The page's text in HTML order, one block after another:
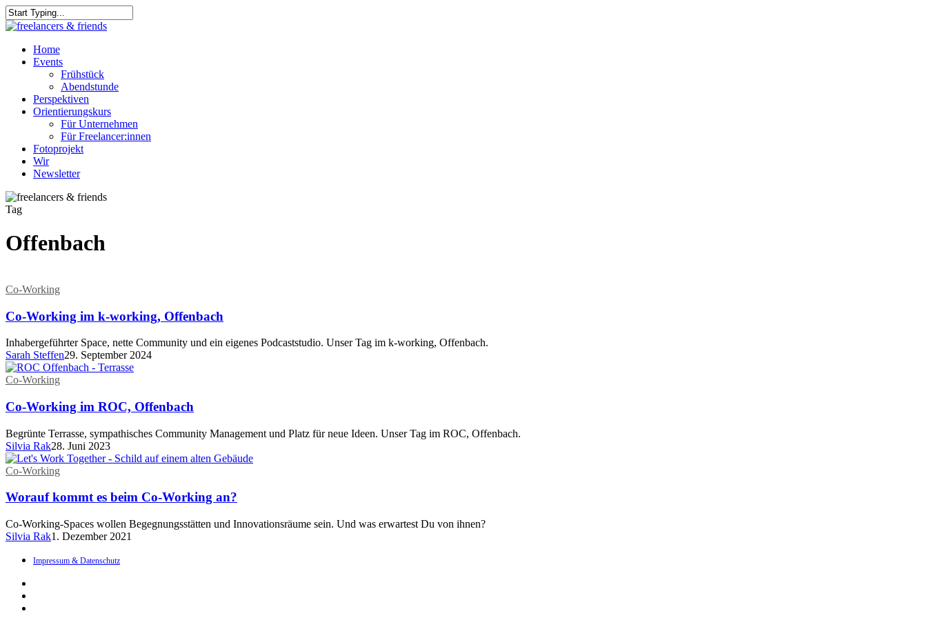
Skip
to
content
Close
Menu
Home
Events
Frühstück
Abendstunde
Perspektiven
Orientierungskurs
Für Unternehmen
Für Freelancer:innen
Fotoprojekt
Wir
Newsletter
Tag
Offenbach
Co-Working
Co-Working im k-working, Offenbach
Inhabergeführter Space, nette Community und ein eigenes Podcaststudio. Unser Tag im k-working, Offenbach.
Sarah Steffen29. September 2024
Co-Working
Co-Working im ROC, Offenbach
Begrünte Terrasse, sympathisches Community Management und Platz für neue Ideen. Unser Tag im ROC, Offenbach.
Silvia Rak28. Juni 2023
Co-Working
Worauf kommt es beim Co-Working an?
Co-Working-Spaces wollen Begegnungsstätten und Innovationsräume sein. Und was erwartest Du von ihnen?
Silvia Rak1. Dezember 2021
Impressum & Datenschutz